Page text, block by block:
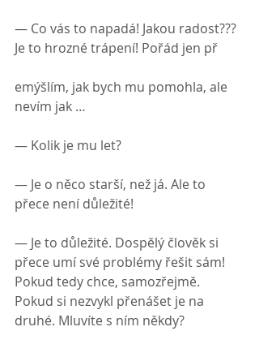
— Co vás to napadá! Jakou radost???
Je to hrozné trápení! Pořád jen př
emýšlím, jak bych mu pomohla, ale
nevím jak …
— Kolik je mu let?
— Je o něco starší, než já. Ale to
přece není důležité!
— Je to důležité. Dospělý člověk si
přece umí své problémy řešit sám!
Pokud tedy chce, samozřejmě.
Pokud si nezvykl přenášet je na
druhé. Mluvíte s ním někdy?